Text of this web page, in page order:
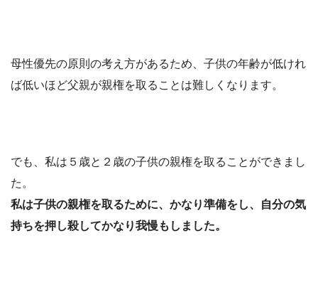
母性優先の原則の考え方があるため、子供の年齢が低けれ
ば低いほど父親が親権を取ることは難しくなります。
でも、私は５歳と２歳の子供の親権を取ることができまし
た。
私は子供の親権を取るために、かなり準備をし、自分の気
持ちを押し殺してかなり我慢もしました。